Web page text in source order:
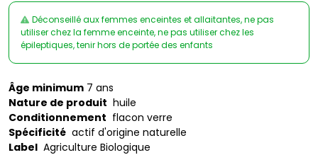
Déconseillé aux femmes enceintes et allaitantes, ne pas
utiliser chez la femme enceinte, ne pas utiliser chez les
épileptiques, tenir hors de portée des enfants
Âge minimum 7 ans
Nature de produit huile
Conditionnement flacon verre
Spécificité actif d'origine naturelle
Label Agriculture Biologique